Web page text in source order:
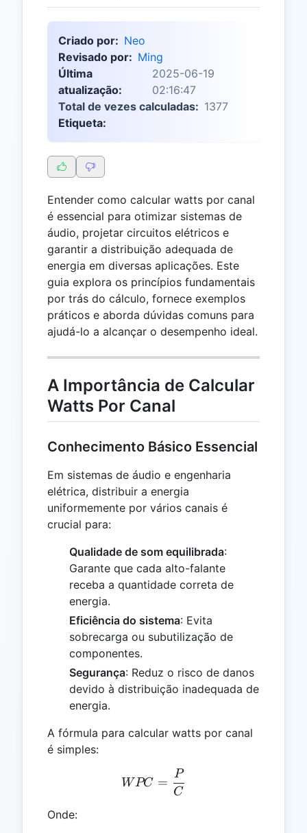
Criado por: Neo
Revisado por: Ming
Última
atualização:
2025-06-19
02:16:47
Total de vezes calculadas: 1377
Etiqueta:
Entender como calcular watts por canal
é essencial para otimizar sistemas de
áudio, projetar circuitos elétricos e
garantir a distribuição adequada de
energia em diversas aplicações. Este
guia explora os princípios fundamentais
por trás do cálculo, fornece exemplos
práticos e aborda dúvidas comuns para
ajudá-lo a alcançar o desempenho ideal.
A Importância de Calcular
Watts Por Canal
Conhecimento Básico Essencial
Em sistemas de áudio e engenharia
elétrica, distribuir a energia
uniformemente por vários canais é
crucial para:
Qualidade de som equilibrada:
Garante que cada alto-falante
receba a quantidade correta de
energia.
Eficiência do sistema: Evita
sobrecarga ou subutilização de
componentes.
Segurança: Reduz o risco de danos
devido à distribuição inadequada de
energia.
A fórmula para calcular watts por canal
é simples:
WPC = \frac{P}{C}
WPC =
C
P
Onde: